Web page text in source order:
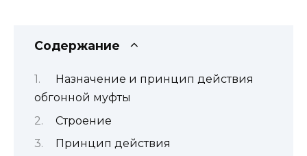
Содержание
Назначение и принцип действия
обгонной муфты
Строение
Принцип действия